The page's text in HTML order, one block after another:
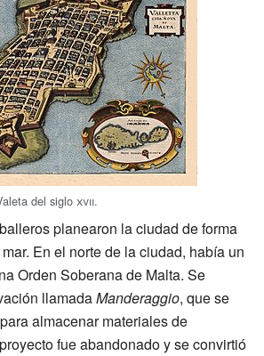
del siglo xvii.
planearon la ciudad de forma
En el norte de la ciudad, había un
Orden Soberana de Malta. Se
llamadaManderaggio, que se
almacenar materiales de
fue abandonado y se convirtió